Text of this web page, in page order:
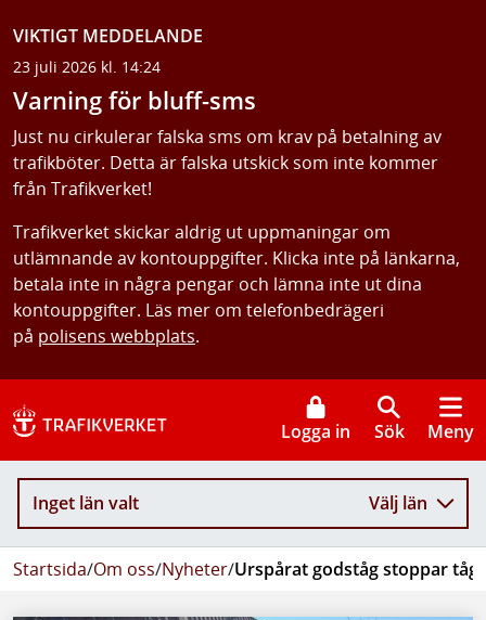
VIKTIGT MEDDELANDE
23 juli 2026 kl. 14:24
Varning för bluff-sms
Just nu cirkulerar falska sms om krav på betalning av
trafikböter. Detta är falska utskick som inte kommer
från Trafikverket!
Trafikverket skickar aldrig ut uppmaningar om
utlämnande av kontouppgifter. Klicka inte på länkarna,
betala inte in några pengar och lämna inte ut dina
kontouppgifter. Läs mer om telefonbedrägeri
på polisens webbplats.
Logga in Sök Meny
Inget län valt Välj län
Startsida/Om oss/Nyheter/Urspårat godståg stoppar